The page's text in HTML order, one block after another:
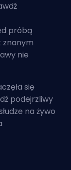
próbą
znanym
nie
się
podejrzliwy
na żywo